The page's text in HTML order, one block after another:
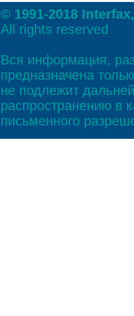
© 1991-2018
All rights reserved
Вся информация,
предназначена
не подлежит
распространению в
письменного